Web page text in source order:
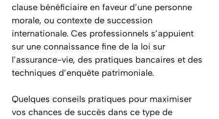
clause bénéficiaire en faveur d’une personne
morale, ou contexte de succession
internationale. Ces professionnels s’appuient
sur une connaissance fine de la loi sur
l’assurance-vie, des pratiques bancaires et des
techniques d’enquête patrimoniale.
Quelques conseils pratiques pour maximiser
vos chances de succès dans ce type de